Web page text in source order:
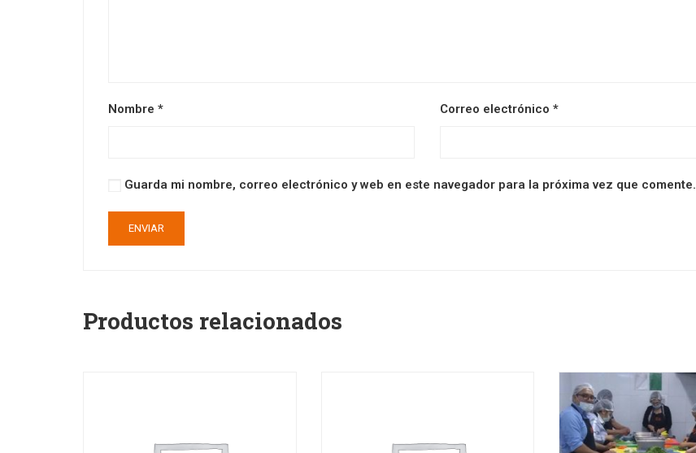
Nombre * Correo electrónico*
Guarda mi nombre, correo electrónico y web en este navegador para la próxima vez que comente.
Productos relacionados